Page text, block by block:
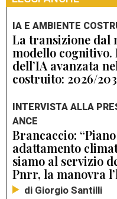
IA E AMBIENTE
La transizione dal
modello
dell’IA avanzata
costruito: 2026/
INTERVISTA ALLA
ANCE
Brancaccio:
adattamento
siamo al servizio
Pnrr, la manovra
di Giorgio Santilli